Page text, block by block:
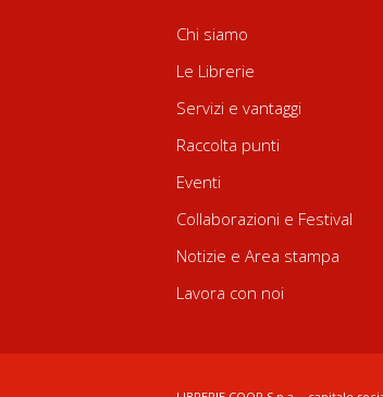
Chi siamo
Le Librerie
Servizi e vantaggi
Raccolta punti
Eventi
Collaborazioni e Festival
Notizie e Area stampa
Lavora con noi